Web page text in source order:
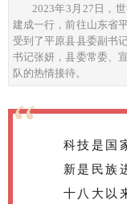
2023年3月27日，
建成一行，前往山东省
受到了平原县县委副书
书记张妍，县委常委、
队的热情接待。
“
科技是国
新是民族
十八大以